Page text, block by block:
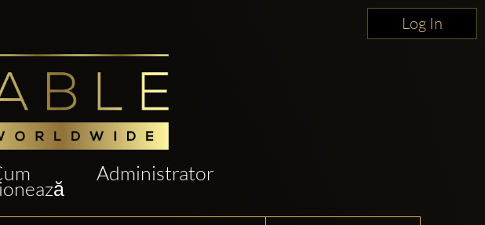
Log In
Administrator